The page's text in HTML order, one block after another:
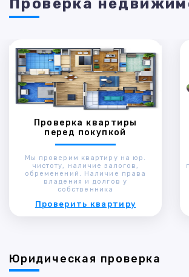
Проверка
Проверка квартиры
перед покупкой
Мы проверим квартиру на юр.
чистоту, наличие залогов,
обременений. Наличие права
владения и долгов у
собственника
Проверить квартиру
Юридическая проверка